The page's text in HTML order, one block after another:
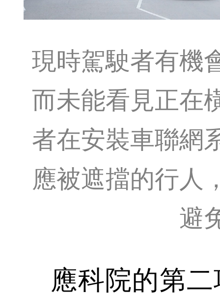
現時駕駛者有機
而未能看見正在
者在安裝車聯網
應被遮擋的行人
避
應科院的第二